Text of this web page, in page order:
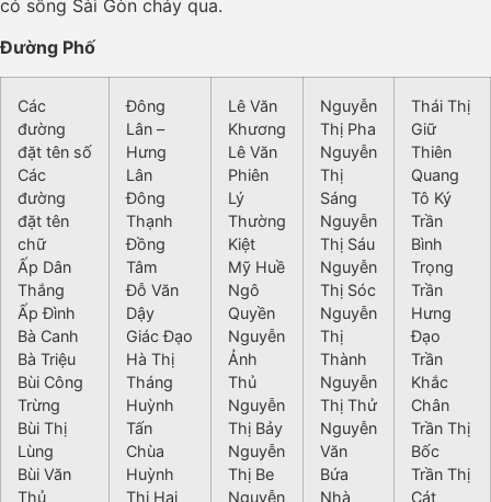
có sông Sài Gòn chảy qua.
Đường Phố
Các
đường
đặt tên số
Các
đường
đặt tên
chữ
Ấp Dân
Thắng
Ấp Đình
Bà Canh
Bà Triệu
Bùi Công
Trừng
Bùi Thị
Lùng
Bùi Văn
Thủ
Đông
Lân –
Hưng
Lân
Đông
Thạnh
Đồng
Tâm
Đỗ Văn
Dậy
Giác Đạo
Hà Thị
Tháng
Huỳnh
Tấn
Chùa
Huỳnh
Thị Hai
Lê Văn
Khương
Lê Văn
Phiên
Lý
Thường
Kiệt
Mỹ Huề
Ngô
Quyền
Nguyễn
Ảnh
Thủ
Nguyễn
Thị Bảy
Nguyễn
Thị Be
Nguyễn
Nguyễn
Thị Pha
Nguyễn
Thị
Sáng
Nguyễn
Thị Sáu
Nguyễn
Thị Sóc
Nguyễn
Thị
Thành
Nguyễn
Thị Thử
Nguyễn
Văn
Bứa
Nhà
Thái Thị
Giữ
Thiên
Quang
Tô Ký
Trần
Bình
Trọng
Trần
Hưng
Đạo
Trần
Khắc
Chân
Trần Thị
Bốc
Trần Thị
Cát